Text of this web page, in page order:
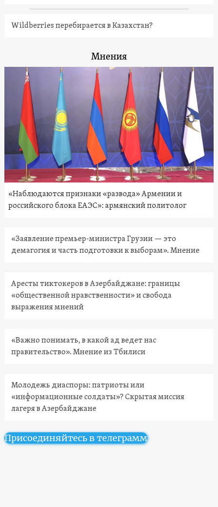
Wildberries перебирается в Казахстан?
Мнения
«Наблюдаются признаки «развода» Армении и
российского блока ЕАЭС»: армянский политолог
«Заявление премьер-министра Грузии — это
демагогия и часть подготовки к выборам». Мнение
Аресты тиктокеров в Азербайджане: границы
«общественной нравственности» и свобода
выражения мнений
«Важно понимать, в какой ад ведет нас
правительство». Мнение из Тбилиси
Молодежь диаспоры: патриоты или
«информационные солдаты»? Скрытая миссия
лагеря в Азербайджане
Присоединяйтесь в телеграмм